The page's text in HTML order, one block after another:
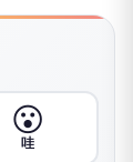
😮
哇